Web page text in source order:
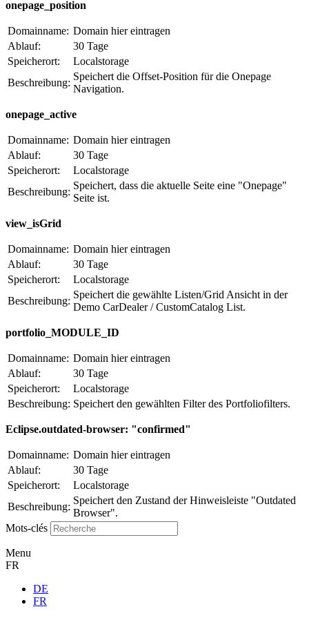
onepage_position
Domainname: Domain hier eintragen
Ablauf:
30 Tage
Speicherort:
Localstorage
Beschreibung:
Speichert die Offset-Position für die Onepage
Navigation.
onepage_active
Domainname: Domain hier eintragen
Ablauf:
30 Tage
Speicherort:
Localstorage
Beschreibung:
Speichert, dass die aktuelle Seite eine "Onepage"
Seite ist.
view_isGrid
Domainname: Domain hier eintragen
Ablauf:
30 Tage
Speicherort:
Localstorage
Beschreibung:
Speichert die gewählte Listen/Grid Ansicht in der
Demo CarDealer / CustomCatalog List.
portfolio_MODULE_ID
Domainname: Domain hier eintragen
Ablauf:
30 Tage
Speicherort:
Localstorage
Beschreibung: Speichert den gewählten Filter des Portfoliofilters.
Eclipse.outdated-browser: "confirmed"
Domainname: Domain hier eintragen
Ablauf:
30 Tage
Speicherort:
Localstorage
Beschreibung:
Speichert den Zustand der Hinweisleiste "Outdated
Browser".
Mots-clés
Menu
FR
DE
FR